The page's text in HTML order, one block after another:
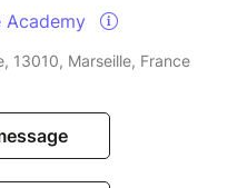
Academy
13010, Marseille, France